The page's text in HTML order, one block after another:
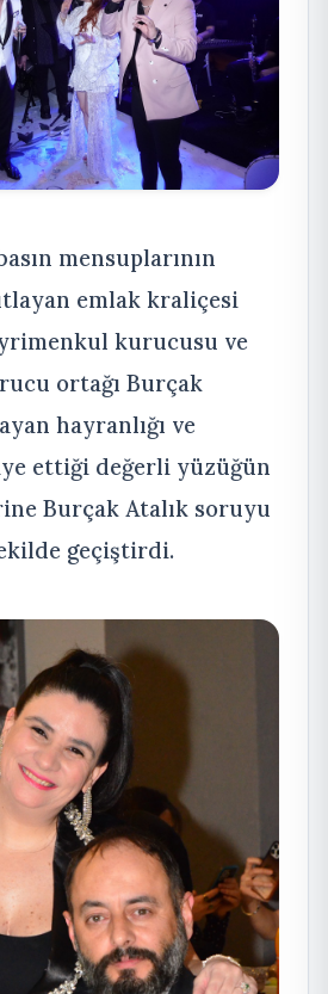
mensuplarının
emlak kraliçesi
kurucusu ve
ortağı Burçak
hayranlığı ve
ettiği değerli yüzüğün
Burçak Atalık soruyu
geçiştirdi.